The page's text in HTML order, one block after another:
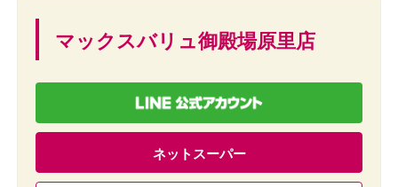
マックスバリュ御殿場原里店
ネットスーパー